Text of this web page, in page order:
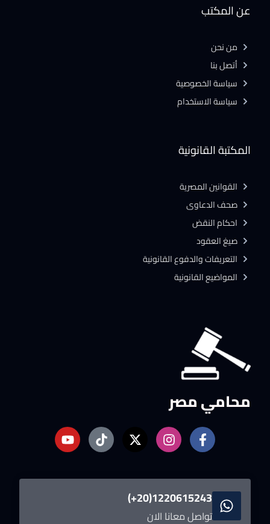
محامي مصر
1220615243(20+)
تواصل معانا الان
المكتبة القانونية
القوانين المصرية
صحف الدعاوى
احكام النقض
صيغ العقود
التعريفات والدفوع القانونية
المواضيع القانونية
عن المكتب
من نحن
أتصل بنا
سياسة الخصوصية
سياسة الاستخدام